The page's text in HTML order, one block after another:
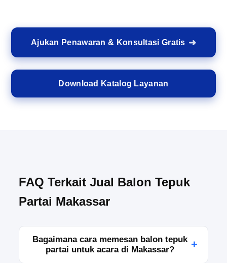
Ajukan Penawaran & Konsultasi Gratis
Download Katalog Layanan
FAQ Terkait Jual Balon Tepuk
Partai Makassar
Bagaimana cara memesan balon tepuk
partai untuk acara di Makassar?
+